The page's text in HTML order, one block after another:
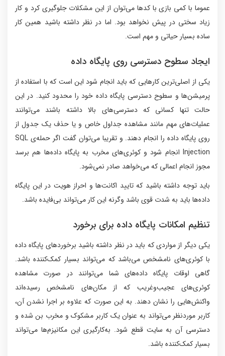
عموما با کمی بازی با کدها می‌توان از این مشکلات جلوگیری کرد و کار
زیاد سختی در پیش نخواهد بود. اما در نظر داشته باشید همین کار
ساده بسیار حیاتی و مهم است.
ایجاد سطوح دسترسی روی پایگاه داده
یکی از اصلی‌ترین کارهایی که باید انجام شود این است که با استفاده از
پرمیشن‌ها و سطوح دسترسی پایگاه داده خود را محدود کنید. در این
حالت تنها کسانی که دسترسی‌های بالا داشته باشند می‌توانند
عملیات‌های مهم مانند مشاهده جداول خاص و یا حذف یک جدول از
روی پایگاه داده را انجام دهند. و تقریبا می‌توان گفت اگر حمله‌ی SQL
Injection انجام شود و کوئری‌های مخرب به پایگاه داده‌ها هم برسد
مجوز انجام اعمالی که می‌خواهد صادر نمی‌شود.
باید توجه داشته باشید که تایید اکانت‌ها و احراز هویت در این پایگاه
داده‌ها باید به شدت قوی باشد وگرنه این کار می‌تواند بی‌فایده باشد.
تنظیم امکانات پایگاه داده برای برخورد
یکی دیگر از مواردی که باید در نظر داشته باشید برخوردهای پایگاه داده
با کوئری‌های نامشخص می‌باشد که می‌تواند بسیار کمک‌کننده باشد.
گاهی اوقات پایگاه داده‌های شما می‌توانند در صورت مشاهده
کوئری‌های عجیب‌وغریب که از مکان‌های نامشخص رسیده‌اند
واکنش‌هایی را نشان دهند. به این صورت که علاوه بر اجرا نشدن آن،
کاربر موردنظر می‌تواند به عنوان یک کاربر مشکوک و مخرب بن شده و
دسترسی آن به سایت قطع شود. به‌کارگیری این مکانیزم‌ها می‌تواند
بسیار کمک‌کننده باشد.